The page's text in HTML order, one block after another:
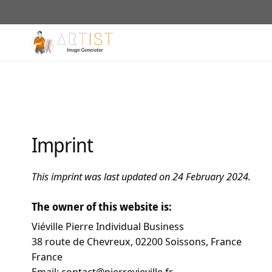
to
content
Imprint
This imprint was last updated on 24 February 2024.
The owner of this website is:
Viéville Pierre Individual Business
38 route de Chevreux, 02200 Soissons, France
France